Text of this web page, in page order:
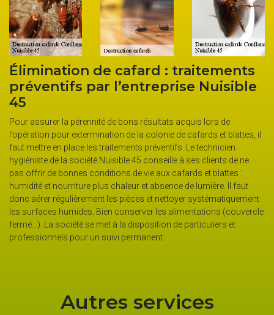
Élimination de cafard : traitements
préventifs par l’entreprise Nuisible
45
Pour assurer la pérennité de bons résultats acquis lors de
l’opération pour extermination de la colonie de cafards et blattes, il
faut mettre en place les traitements préventifs. Le technicien
hygiéniste de la société Nuisible 45 conseille à ses clients de ne
pas offrir de bonnes conditions de vie aux cafards et blattes :
humidité et nourriture plus chaleur et absence de lumière. Il faut
donc aérer régulièrement les pièces et nettoyer systématiquement
les surfaces humides. Bien conserver les alimentations (couvercle
fermé…). La société se met à la disposition de particuliers et
professionnels pour un suivi permanent.
Autres services